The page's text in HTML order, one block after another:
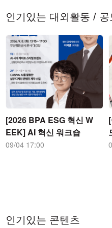
인기있는 대외활동 / 공
[2026 BPA ESG 혁신 W
EEK] AI 혁신 워크숍
09/04 17:00
인기있는 콘텐츠